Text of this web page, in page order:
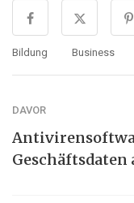
Bildung Business
DAVOR